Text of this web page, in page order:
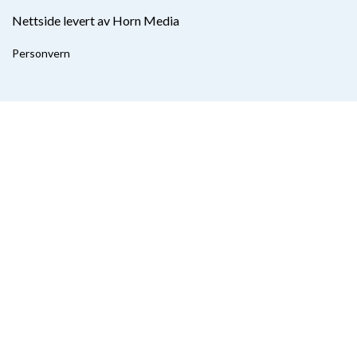
Nettside levert av Horn Media
Personvern